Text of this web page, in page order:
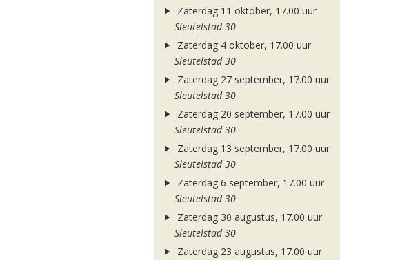
Zaterdag 11 oktober, 17.00 uur
Sleutelstad 30
Zaterdag 4 oktober, 17.00 uur
Sleutelstad 30
Zaterdag 27 september, 17.00 uur
Sleutelstad 30
Zaterdag 20 september, 17.00 uur
Sleutelstad 30
Zaterdag 13 september, 17.00 uur
Sleutelstad 30
Zaterdag 6 september, 17.00 uur
Sleutelstad 30
Zaterdag 30 augustus, 17.00 uur
Sleutelstad 30
Zaterdag 23 augustus, 17.00 uur